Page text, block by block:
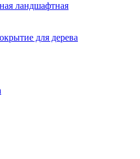
ландшафтная
для дерева